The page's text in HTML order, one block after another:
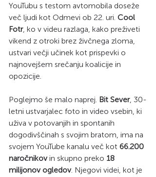
YouTubu s testom avtomobila doseže
več ljudi kot Odmevi ob 22. uri. Cool
Fotr, ko v videu razlaga, kako preživeti
vikend z otroki brez živčnega zloma,
ustvari večji učinek kot prispevki o
najnovejšem srečanju koalicije in
opozicije.
Poglejmo še malo naprej. Bit Sever, 30-
letni ustvarjalec foto in video vsebin, ki
uživa v potovanjih in spontanih
dogodivščinah s svojim bratom, ima na
svojem YouTube kanalu več kot 66.200
naročnikov in skupno preko 18
milijonov ogledov. Njegovi videi, kot je